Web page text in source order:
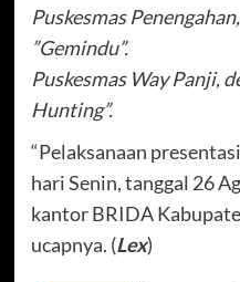
Puskesmas
”Gemindu”.
Puskesmas Way Panji,
Hunting”.
“Pelaksanaan
hari Senin, tanggal 26
kantor BRIDA
ucapnya. (Lex)